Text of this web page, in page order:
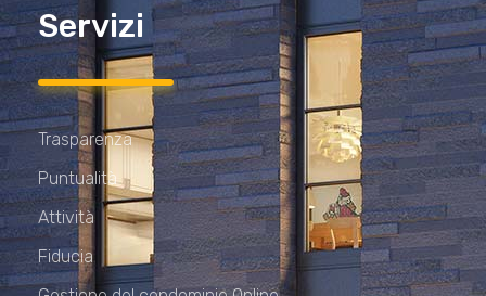
Servizi
Trasparenza
Puntualità
Attività
Fiducia